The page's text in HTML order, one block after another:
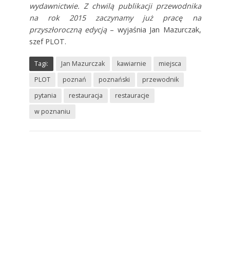
wydawnictwie. Z chwilą publikacji przewodnika
na rok 2015 zaczynamy już pracę na
przyszłoroczną edycją– wyjaśnia Jan Mazurczak,
szef PLOT.
Tagi: Jan Mazurczak kawiarnie
miejsca
PLOT
poznań poznański
przewodnik
pytania
restauracja
restauracje
w poznaniu